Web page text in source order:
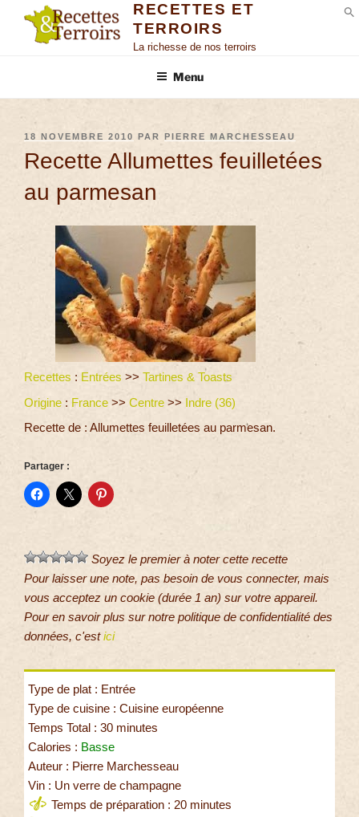
RECETTES ET
TERROIRS
La richesse de nos terroirs
Menu
18 NOVEMBRE 2010 PAR PIERRE MARCHESSEAU
Recette Allumettes feuilletées
au parmesan
Recettes : Entrées >> Tartines & Toasts
Origine : France >> Centre >> Indre (36)
Recette de : Allumettes feuilletées au parmesan.
Partager :
Soyez le premier à noter cette recette
Pour laisser une note, pas besoin de vous connecter, mais
vous acceptez un cookie (durée 1 an) sur votre appareil.
Pour en savoir plus sur notre politique de confidentialité des
données, c'estici
Type de plat : Entrée
Type de cuisine : Cuisine européenne
Temps Total : 30 minutes
Calories : Basse
Auteur : Pierre Marchesseau
Vin : Un verre de champagne
Temps de préparation : 20 minutes